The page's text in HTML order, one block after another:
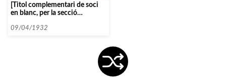
[Titol complementari de soci
en blanc, per la secció
09/04/1932